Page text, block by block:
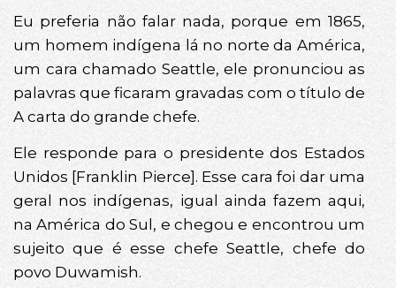
Eu preferia não falar nada, porque em 1865,
um homem indígena lá no norte da América,
um cara chamado Seattle, ele pronunciou as
palavras que ficaram gravadas com o título de
A carta do grande chefe.
Ele responde para o presidente dos Estados
Unidos [Franklin Pierce]. Esse cara foi dar uma
geral nos indígenas, igual ainda fazem aqui,
na América do Sul, e chegou e encontrou um
sujeito que é esse chefe Seattle, chefe do
povo Duwamish.